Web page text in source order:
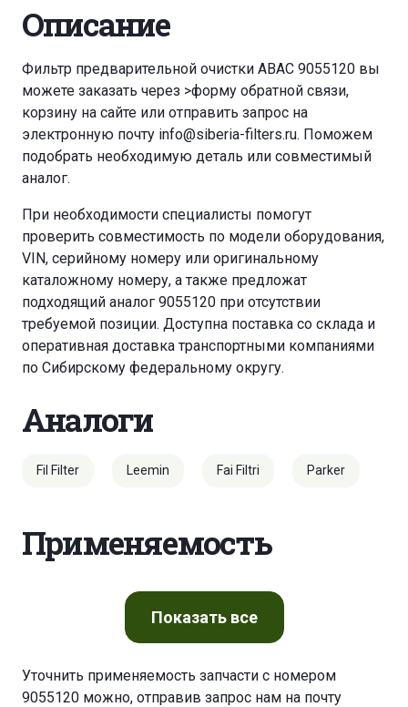
Описание
Фильтр предварительной очистки ABAC 9055120 вы
можете заказать через >форму обратной связи,
корзину на сайте или отправить запрос на
электронную почту info@siberia-filters.ru. Поможем
подобрать необходимую деталь или совместимый
аналог.
При необходимости специалисты помогут
проверить совместимость по модели оборудования,
VIN, серийному номеру или оригинальному
каталожному номеру, а также предложат
подходящий аналог 9055120 при отсутствии
требуемой позиции. Доступна поставка со склада и
оперативная доставка транспортными компаниями
по Сибирскому федеральному округу.
Аналоги
Fil Filter Leemin Fai Filtri Parker
Применяемость
Показатьвсе
Уточнить применяемость запчасти с номером
9055120 можно, отправив запрос нам на почту